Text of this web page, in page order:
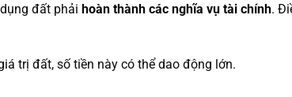
đất phải hoàn thành các nghĩa vụ tài chính.
trị đất, số tiền này có thể dao động lớn.